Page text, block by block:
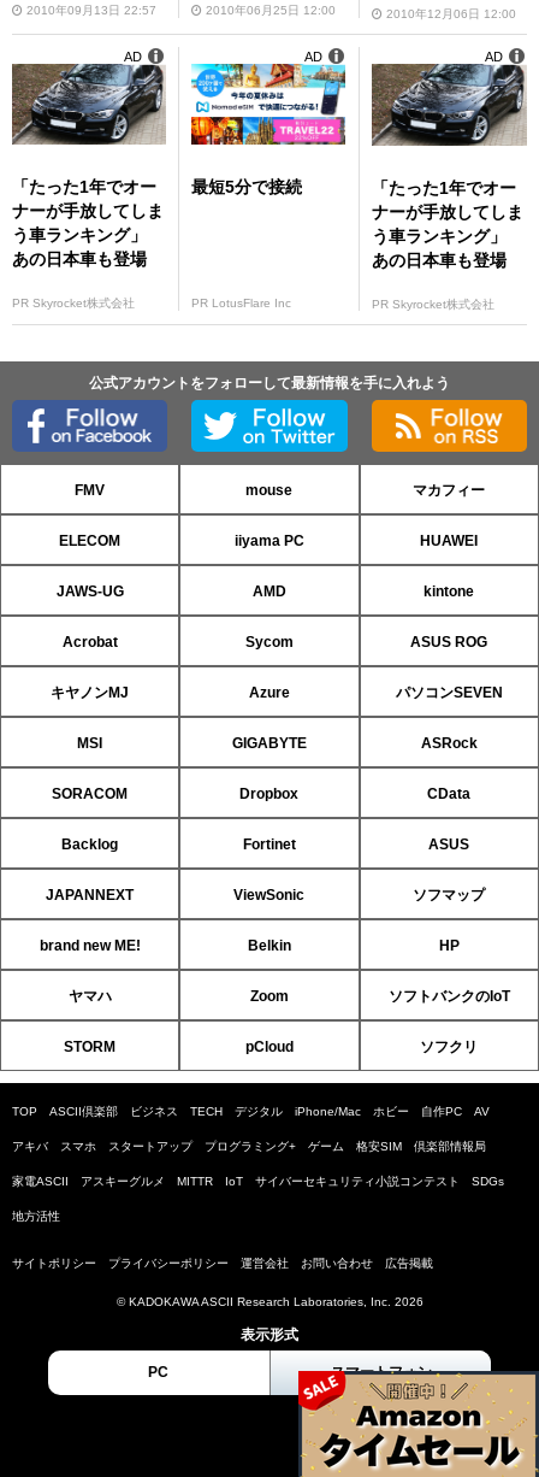
2010年09月13日 22:57 2010年06月25日 12:00 2010年12月06日 12:00
「たった1年でオー
ナーが手放してしま
う車ランキング」
あの日本車も登場
PR Skyrocket株式会社
AD
最短5分で接続
PR LotusFlare Inc
AD
「たった1年でオー
ナーが手放してしま
う車ランキング」
あの日本車も登場
PR Skyrocket株式会社
AD
公式アカウントをフォローして最新情報を手に入れよう
FMV mouse マカフィー
ELECOM iiyama PC HUAWEI
JAWS-UG AMD kintone
Acrobat Sycom ASUS ROG
キヤノンMJ Azure パソコンSEVEN
MSI GIGABYTE ASRock
SORACOM Dropbox CData
Backlog Fortinet ASUS
JAPANNEXT ViewSonic ソフマップ
brand new ME! Belkin HP
ヤマハ Zoom ソフトバンクのIoT
STORM pCloud ソフクリ
TOP ASCII倶楽部 ビジネス TECH デジタル iPhone/Mac ホビー 自作PC AV
アキバ スマホ スタートアップ プログラミング+ ゲーム 格安SIM 倶楽部情報局
家電ASCII アスキーグルメ MITTR IoT サイバーセキュリティ小説コンテスト SDGs
地方活性
サイトポリシー プライバシーポリシー 運営会社 お問い合わせ 広告掲載
© KADOKAWA ASCII Research Laboratories, Inc. 2026
表示形式
PC スマートフォン